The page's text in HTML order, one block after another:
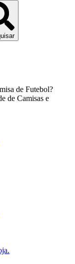
de Futebol?
de Camisas e